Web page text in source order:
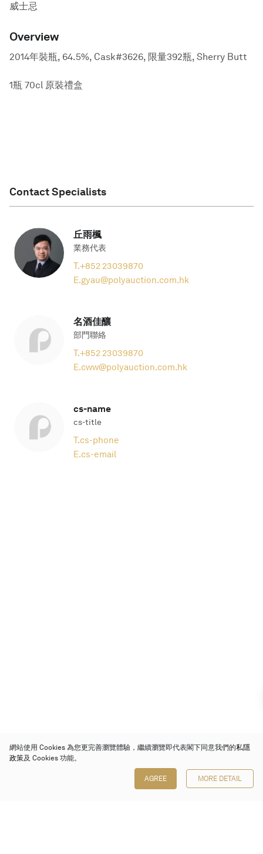
威士忌
Overview
2014年裝瓶, 64.5%, Cask#3626, 限量392瓶, Sherry Butt
1瓶 70cl 原裝禮盒
Contact Specialists
丘雨楓
業務代表
T.+852 23039870
E.gyau@polyauction.com.hk
名酒佳釀
部門聯絡
T.+852 23039870
E.cww@polyauction.com.hk
cs-name
cs-title
T.cs-phone
E.cs-email
網站使用 Cookies 為您更完善瀏覽體驗，繼續瀏覽即代表閣下同意我們的私隱
政策及 Cookies 功能。
AGREE MORE DETAIL